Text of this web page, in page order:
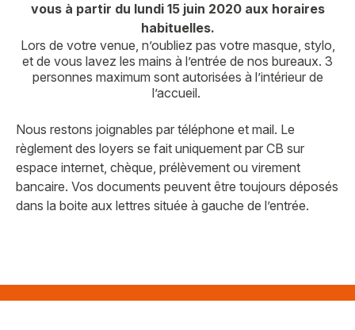
vous à partir du lundi 15 juin 2020 aux horaires
habituelles.
Lors de votre venue, n’oubliez pas votre masque, stylo,
et de vous lavez les mains à l’entrée de nos bureaux. 3
personnes maximum sont autorisées à l’intérieur de
l’accueil.
Nous restons joignables par téléphone et mail. Le
règlement des loyers se fait uniquement par CB sur
espace internet, chèque, prélèvement ou virement
bancaire. Vos documents peuvent être toujours déposés
dans la boite aux lettres située à gauche de l’entrée.